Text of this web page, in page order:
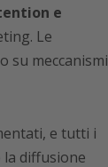
e
Le
su meccanismi
e tutti i
diffusione